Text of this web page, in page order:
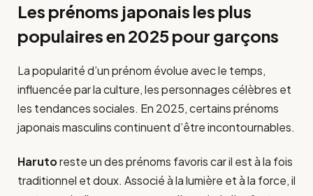
Les prénoms japonais les plus
populaires en 2025 pour garçons
La popularité d’un prénom évolue avec le temps,
influencée par la culture, les personnages célèbres et
les tendances sociales. En 2025, certains prénoms
japonais masculins continuent d’être incontournables.
Harutoreste un des prénoms favoris car il est à la fois
traditionnel et doux. Associé à la lumière et à la force, il